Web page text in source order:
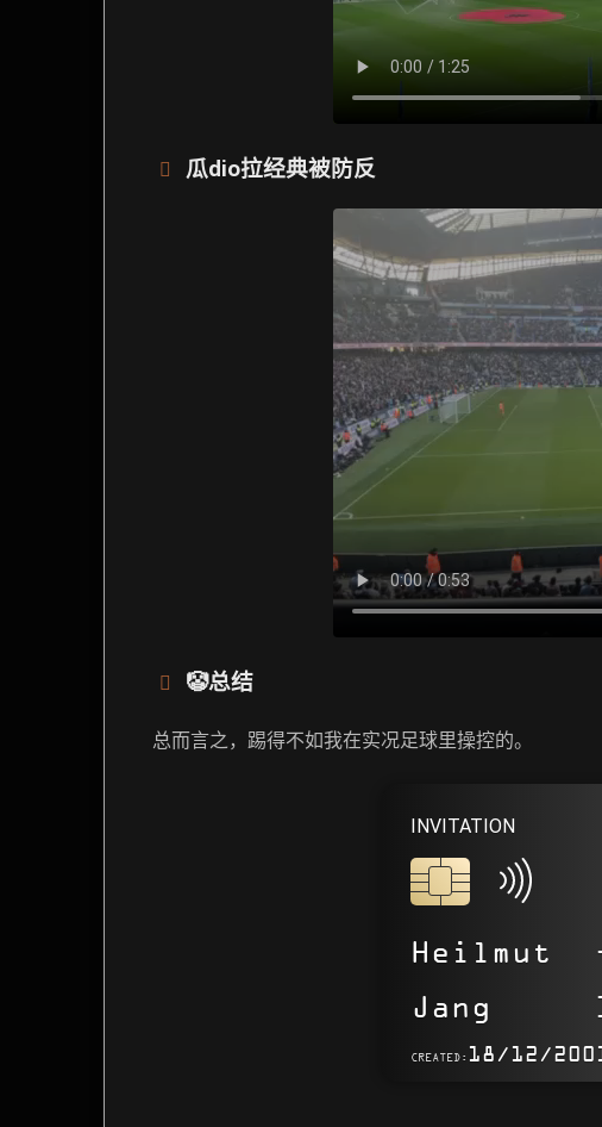
瓜dio拉经典被防反
🤡总结
总而言之，踢得不如我在实况足球里操控的。
INVITATION
Heilmut
Jang
CREATED: 18/12/
REFERENCE
Der Erfolg und das